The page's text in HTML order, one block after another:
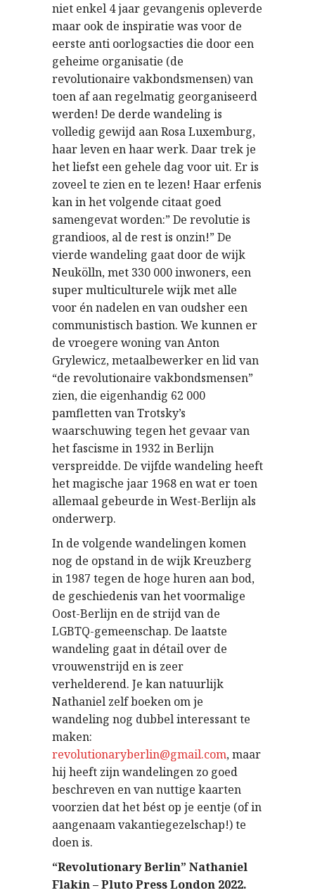
niet enkel 4 jaar gevangenis opleverde
maar ook de inspiratie was voor de
eerste anti oorlogsacties die door een
geheime organisatie (de
revolutionaire vakbondsmensen) van
toen af aan regelmatig georganiseerd
werden! De derde wandeling is
volledig gewijd aan Rosa Luxemburg,
haar leven en haar werk. Daar trek je
het liefst een gehele dag voor uit. Er is
zoveel te zien en te lezen! Haar erfenis
kan in het volgende citaat goed
samengevat worden:” De revolutie is
grandioos, al de rest is onzin!” De
vierde wandeling gaat door de wijk
Neukölln, met 330 000 inwoners, een
super multiculturele wijk met alle
voor én nadelen en van oudsher een
communistisch bastion. We kunnen er
de vroegere woning van Anton
Grylewicz, metaalbewerker en lid van
“de revolutionaire vakbondsmensen”
zien, die eigenhandig 62 000
pamfletten van Trotsky’s
waarschuwing tegen het gevaar van
het fascisme in 1932 in Berlijn
verspreidde. De vijfde wandeling heeft
het magische jaar 1968 en wat er toen
allemaal gebeurde in West-Berlijn als
onderwerp.
In de volgende wandelingen komen
nog de opstand in de wijk Kreuzberg
in 1987 tegen de hoge huren aan bod,
de geschiedenis van het voormalige
Oost-Berlijn en de strijd van de
LGBTQ-gemeenschap. De laatste
wandeling gaat in détail over de
vrouwenstrijd en is zeer
verhelderend. Je kan natuurlijk
Nathaniel zelf boeken om je
wandeling nog dubbel interessant te
maken:
revolutionaryberlin@gmail.com, maar
hij heeft zijn wandelingen zo goed
beschreven en van nuttige kaarten
voorzien dat het bést op je eentje (of in
aangenaam vakantiegezelschap!) te
doen is.
“Revolutionary Berlin” Nathaniel
Flakin – Pluto Press London 2022.